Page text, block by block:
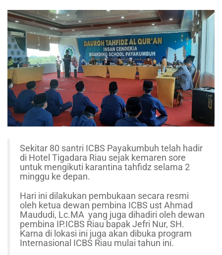
Sekitar 80 santri ICBS Payakumbuh telah hadir
di Hotel Tigadara Riau sejak kemaren sore
untuk mengikuti karantina tahfidz selama 2
minggu ke depan.
Hari ini dilakukan pembukaan secara resmi
oleh ketua dewan pembina ICBS ust Ahmad
Maududi, Lc.MA yang juga dihadiri oleh dewan
pembina IP.ICBS Riau bapak Jefri Nur, SH.
Karna di lokasi ini juga akan dibuka program
Internasional ICBS Riau mulai tahun ini.